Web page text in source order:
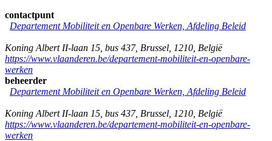
contactpunt
Departement Mobiliteit en Openbare Werken, Afdeling Beleid
Koning Albert II-laan 15, bus 437, Brussel 1210 België
https://www.vlaanderen.be/departement-mobiliteit-en-openbare-
werken
beheerder
Departement Mobiliteit en Openbare Werken, Afdeling Beleid
Koning Albert II-laan 15, bus 437, Brussel 1210 België
https://www.vlaanderen.be/departement-mobiliteit-en-openbare-
werken